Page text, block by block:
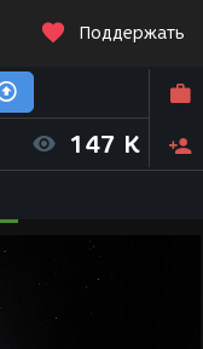
Поддержать
147 K